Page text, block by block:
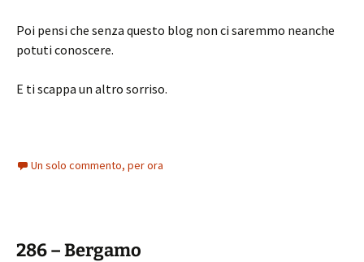
Poi pensi che senza questo blog non ci saremmo neanche
potuti conoscere.
E ti scappa un altro sorriso.
Un solo commento, per ora
286 – Bergamo